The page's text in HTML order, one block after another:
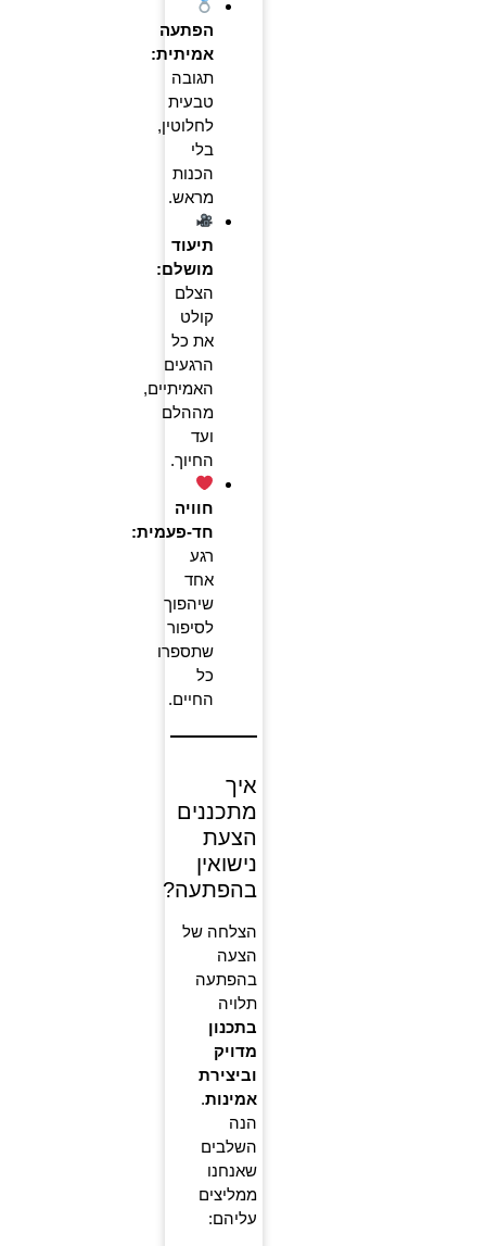
הפתעה
אמיתית:
תגובה
טבעית
לחלוטין,
בלי
הכנות
מראש.
תיעוד
מושלם:
הצלם
קולט
את כל
הרגעים
האמיתיים,
מההלם
ועד
החיוך.
חוויה
חד-פעמית:
רגע
אחד
שיהפוך
לסיפור
שתספרו
כל
החיים.
איך
מתכננים
הצעת
נישואין
בהפתעה?
הצלחה של
הצעה
בהפתעה
תלויה
בתכנון
מדויק
וביצירת
אמינות.
הנה
השלבים
שאנחנו
ממליצים
עליהם: